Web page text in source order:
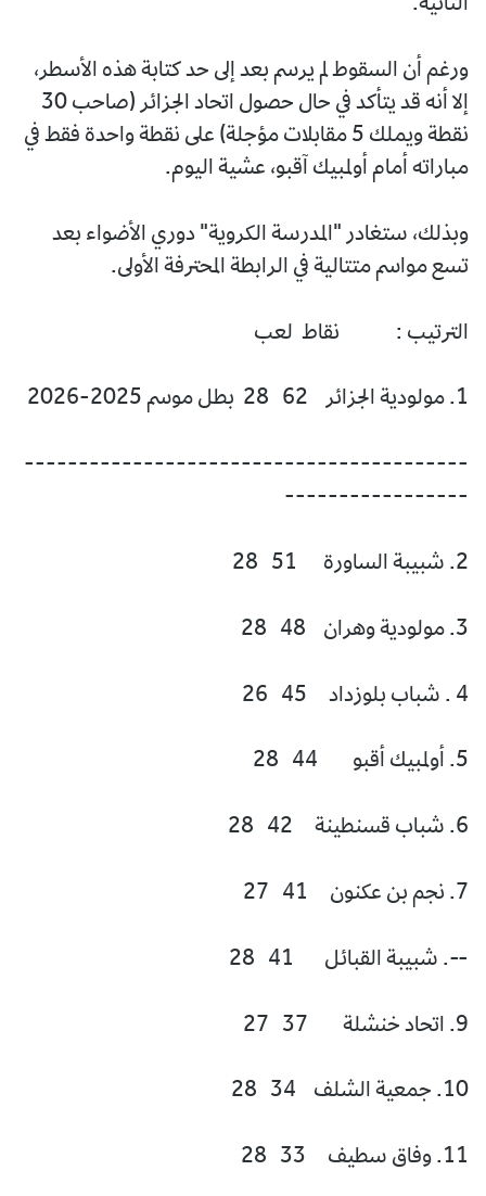
الثانية.
ورغم أن السقوط لم يرسم بعد إلى حد كتابة هذه الأسطر،
إلا أنه قد يتأكد في حال حصول اتحاد الجزائر (صاحب 30
نقطة ويملك 5 مقابلات مؤجلة) على نقطة واحدة فقط في
مباراته أمام أولمبيك آقبو، عشية اليوم.
وبذلك، ستغادر "المدرسة الكروية" دوري الأضواء بعد
تسع مواسم متتالية في الرابطة المحترفة الأولى.
الترتيب : نقاط لعب
1. مولودية الجزائر 62 28 بطل موسم 2025-2026
-----------------------------------------
-----------------
2. شبيبة الساورة 51 28
3. مولودية وهران 48 28
4 . شباب بلوزداد 45 26
5. أولمبيك أقبو 44 28
6. شباب قسنطينة 42 28
7. نجم بن عكنون 41 27
--. شبيبة القبائل 41 28
9. اتحاد خنشلة 37 27
10. جمعية الشلف 34 28
11. وفاق سطيف 33 28